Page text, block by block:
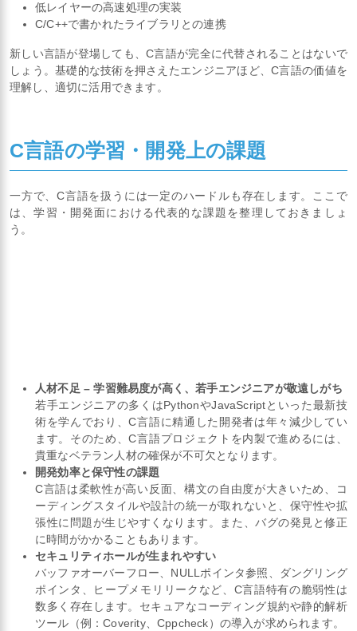
低レイヤーの高速処理の実装
C/C++で書かれたライブラリとの連携
新しい言語が登場しても、C言語が完全に代替されることはないで
しょう。基礎的な技術を押さえたエンジニアほど、C言語の価値を
理解し、適切に活用できます。
C言語の学習・開発上の課題
一方で、C言語を扱うには一定のハードルも存在します。ここで
は、学習・開発面における代表的な課題を整理しておきましょ
う。
人材不足 – 学習難易度が高く、若手エンジニアが敬遠しがち
若手エンジニアの多くはPythonやJavaScriptといった最新技
術を学んでおり、C言語に精通した開発者は年々減少してい
ます。そのため、C言語プロジェクトを内製で進めるには、
貴重なベテラン人材の確保が不可欠となります。
開発効率と保守性の課題
C言語は柔軟性が高い反面、構文の自由度が大きいため、コ
ーディングスタイルや設計の統一が取れないと、保守性や拡
張性に問題が生じやすくなります。また、バグの発見と修正
に時間がかかることもあります。
セキュリティホールが生まれやすい
バッファオーバーフロー、NULLポインタ参照、ダングリング
ポインタ、ヒープメモリリークなど、C言語特有の脆弱性は
数多く存在します。セキュアなコーディング規約や静的解析
ツール（例：Coverity、Cppcheck）の導入が求められます。